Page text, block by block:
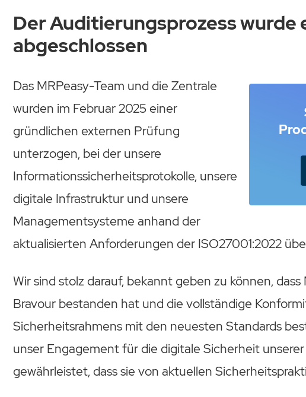
Der Auditierungsprozess wurde
abgeschlossen
Das MRPeasy-Team und die Zentrale
wurden im Februar 2025 einer
gründlichen externen Prüfung
unterzogen, bei der unsere
Informationssicherheitsprotokolle, unsere
digitale Infrastruktur und unsere
Managementsysteme anhand der
aktualisierten Anforderungen der ISO27001:2022
Wir sind stolz darauf, bekannt geben zu können,
Bravour bestanden hat und die vollständige
Sicherheitsrahmens mit den neuesten Standards
unser Engagement für die digitale Sicherheit
gewährleistet, dass sie von aktuellen